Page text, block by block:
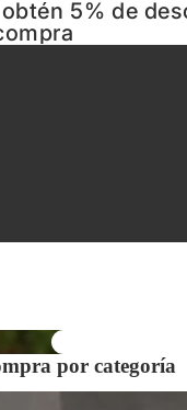
5% de
por categoría